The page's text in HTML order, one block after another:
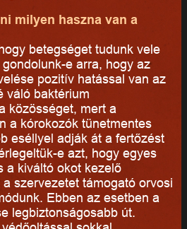
milyen haszna van a
betegséget tudunk vele
e arra, hogy az
pozitív hatással van az
váló baktérium
közösséget, mert a
a kórokozók tünetmentes
eséllyel adják át a fertőzést
e azt, hogy egyes
a kiváltó okot kezelő
szervezetet támogató orvosi
Ebben az esetben a
legbiztonságosabb út.